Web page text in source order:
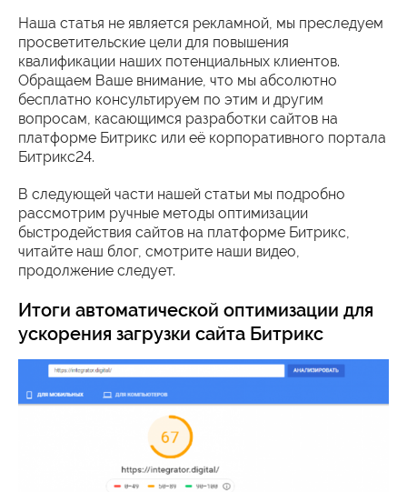
Наша статья не является рекламной, мы преследуем
просветительские цели для повышения
квалификации наших потенциальных клиентов.
Обращаем Ваше внимание, что мы абсолютно
бесплатно консультируем по этим и другим
вопросам, касающимся разработки сайтов на
платформе Битрикс или её корпоративного портала
Битрикс24.
В следующей части нашей статьи мы подробно
рассмотрим ручные методы оптимизации
быстродействия сайтов на платформе Битрикс,
читайте наш блог, смотрите наши видео,
продолжение следует.
Итоги автоматической оптимизации для
ускорения загрузки сайта Битрикс